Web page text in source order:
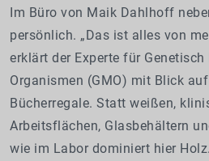
Im Büro von Maik Dahlhoff
persönlich. „Das ist alles von
erklärt der Experte für
Organismen (GMO) mit Blick
Bücherregale. Statt weißen,
Arbeitsflächen, Glasbehältern
wie im Labor dominiert hier